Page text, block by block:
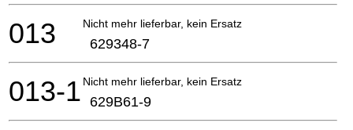
Nicht mehr lieferbar, kein Ersatz
013 629348-7
Nicht mehr lieferbar, kein Ersatz
013-1 629B61-9